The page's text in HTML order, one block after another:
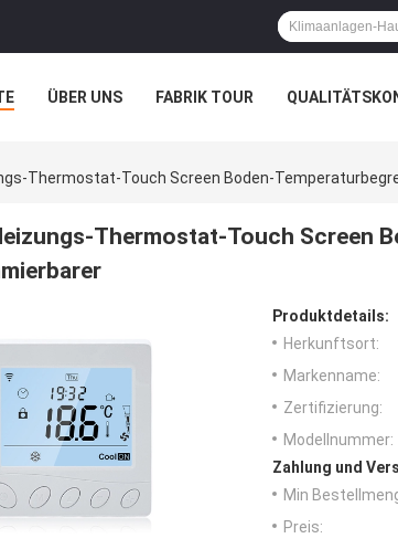
ÜBER UNS FABRIK TOUR
Thermostat-Touch Screen Boden-
Thermostat-Touch Screen
Produktdetails:
Herkunftsort:
Markenname:
Zertifizierung:
Modellnummer:
Zahlung und
Min
Preis: